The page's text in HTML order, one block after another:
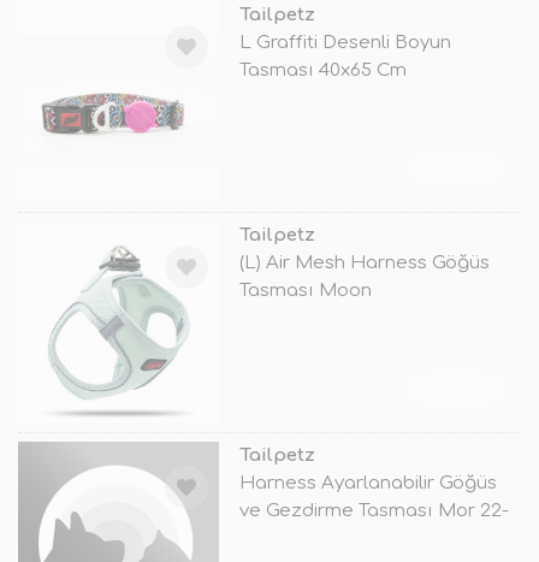
Tailpetz
L Graffiti Desenli Boyun
Tasması 40x65 Cm
Tailpetz
(L) Air Mesh Harness Göğüs
Tasması Moon
Tailpetz
Harness Ayarlanabilir Göğüs
ve Gezdirme Tasması Mor 22-